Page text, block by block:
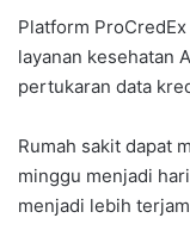
Platform
layanan kesehatan
pertukaran data
Rumah sakit dapat
minggu menjadi
menjadi lebih